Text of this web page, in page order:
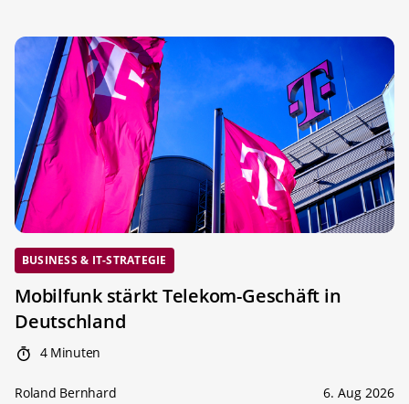
BUSINESS & IT-STRATEGIE
Mobilfunk stärkt Telekom-Geschäft in
Deutschland
4 Minuten
Roland Bernhard 6. Aug 2026